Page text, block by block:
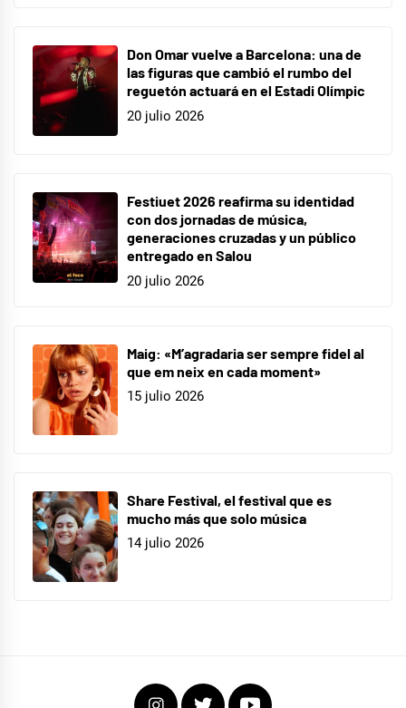
Don Omar vuelve a Barcelona: una de
las figuras que cambió el rumbo del
reguetón actuará en el Estadi Olímpic
20 julio 2026
Festiuet 2026 reafirma su identidad
con dos jornadas de música,
generaciones cruzadas y un público
entregado en Salou
20 julio 2026
Maig: «M’agradaria ser sempre fidel al
que em neix en cada moment»
15 julio 2026
Share Festival, el festival que es
mucho más que solo música
14 julio 2026
InstagramTwitterYoutube